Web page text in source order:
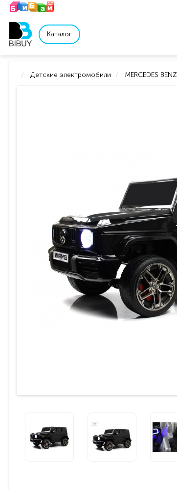
Каталог
Детские электромобили MERCEDES BENZ